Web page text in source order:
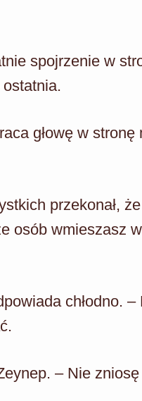
spojrzenie w
głowę w
przekonał,
osób wmieszasz
chłodno.
– Nie